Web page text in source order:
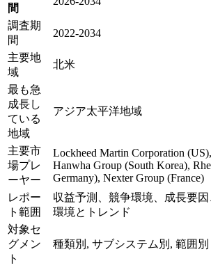
間
調査期
間
2022-2034
主要地
域
北米
最も急
成長し
ている
地域
アジア太平洋地域
主要市
場プレ
ーヤー
Lockheed Martin Corporation
Hanwha Group (South Korea),
Germany), Nexter Group (France)
レポー
ト範囲
収益予測、競争環境、成長要
環境とトレンド
対象セ
グメン
ト
種類別, サブシステム別, 範囲別